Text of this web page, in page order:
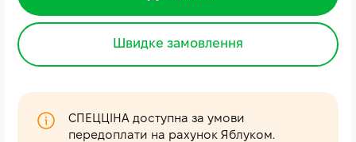
Швидке замовлення
СПЕЦЦІНА доступна за умови
передоплати на рахунок Яблуком.